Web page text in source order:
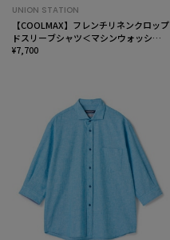
UNION STATION
【COOLMAX】フレンチリネンクロップ
ドスリーブシャツ＜マシンウォッシャ
ブル・通気性＞
¥7,700